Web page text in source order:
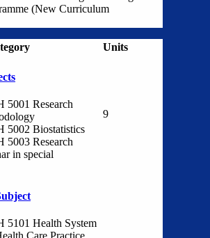
(New Curriculum
Units
5001 Research
5002 Biostatistics
5003 Research
in special
9
5101 Health System